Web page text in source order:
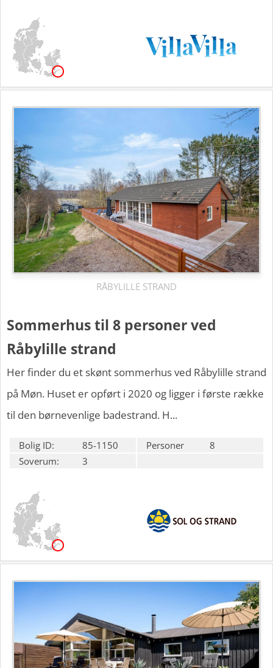
RÅBYLILLE STRAND
Sommerhus til 8 personer ved
Råbylille strand
Her finder du et skønt sommerhus ved Råbylille strand
på Møn. Huset er opført i 2020 og ligger i første række
til den børnevenlige badestrand. H...
Bolig ID: 85-1150 Personer
8
Soverum:
3